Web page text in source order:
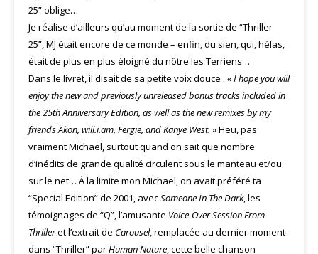
25” oblige…
Je réalise d’ailleurs qu’au moment de la sortie de “Thriller
25”, MJ était encore de ce monde – enfin, du sien, qui, hélas,
était de plus en plus éloigné du nôtre les Terriens…
Dans le livret, il disait de sa petite voix douce : « I hope you will
enjoy the new and previously unreleased bonus tracks included in
the 25th Anniversary Edition, as well as the new remixes by my
friends Akon, will.i.am, Fergie, and Kanye West. »Heu, pas
vraiment Michael, surtout quand on sait que nombre
d’inédits de grande qualité circulent sous le manteau et/ou
sur le net… À la limite mon Michael, on avait préféré ta
“Special Edition” de 2001, avecSomeone In The Dark, les
témoignages de “Q”, l’amusante Voice-Over Session From
Thrilleret l’extrait de Carousel, remplacée au dernier moment
dans “Thriller” parHuman Nature, cette belle chanson